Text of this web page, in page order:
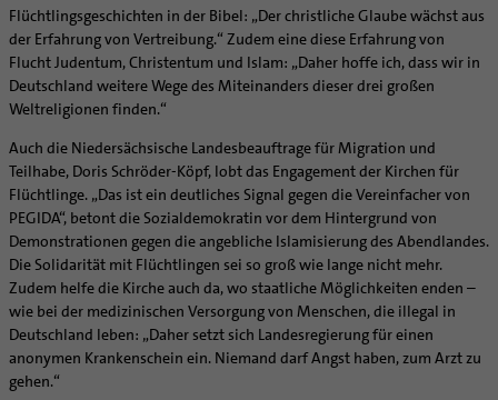
Lebens- und Glaubensorte
Spirituelle Teambegleitung
Unterstützungsangebote für Seelsorgende
City- und Passanten
Arbeitnehmer
Altenheim | Senioren
Menschen mit Behinderung
Muttersprachen
Hospiz
Internet- und Telefon
Krankenhaus
Künstler
Glaubenswege
Ehe - Familie - Geschlechtergerechtigkeit
Kategoriale und Diakonale Seelsorge
Notfall
Weitere Infos
Diakone
Gemeindereferent:in
Pastorale:r Mitarbeiter:in
Pastoralreferent:in
Priester
Kirchenmusiker:in
Religionslehrer:in
Freiwilligendienst
Soziale Berufe in der Caritas
Frauenorden
Männerorden
Geistliche Gemeinschaften
Ritterorden
Ordo virginum
Verein für Geschichte und Kunst im Bistum Hildesheim
Dombibliothek Hildesheim
Bundeskonferenz der kirchlichen Archive in Deutschland
missio-Regionalstelle
Ökologische Fonds
Politische Lobbyarbeit
Partnerschaftsvereinbarung
Bolivienpartnerschaft Bistum Trier
Bolivienreise mit Bischof Heiner
Bolivientag 2026
Incoming
Taizé-Fahrt Herbst 2026
Biologische Vielfalt
Engagiert in der Gesellschaft
Energetisches Sanieren
Fördermittel finden
Mobilität
Ökotheologie
Schöpfungsspiritualität
Umweltbildung
Zukunftsräume
Aktuelles
Veranstaltungen
Lokale Kirchenentwicklung
#diegruenegemeinde
Internationale Freiwilligendienste
Netzwerk ChancenGleich
Büchereien
Medienstelle
Newsletter
Personalentwicklung
Unterstützungsangebot für Seelsorgende
Supervision
Coaching
Aufbrüche in der Kirche
KODA
Direktorium
Mitarbeitervertretung
Institutionelles Schutzkonzept
Kirchlicher Anzeiger
Kirchliches Arbeitsrecht
Schematismus
Flüchtlingsgeschichten in der Bibel: „Der christliche Glaube wächst aus
der Erfahrung von Vertreibung.“ Zudem eine diese Erfahrung von
Flucht Judentum, Christentum und Islam: „Daher hoffe ich, dass wir in
Deutschland weitere Wege des Miteinanders dieser drei großen
Weltreligionen finden.“
Auch die Niedersächsische Landesbeauftrage für Migration und
Teilhabe, Doris Schröder-Köpf, lobt das Engagement der Kirchen für
Flüchtlinge. „Das ist ein deutliches Signal gegen die Vereinfacher von
PEGIDA“, betont die Sozialdemokratin vor dem Hintergrund von
Demonstrationen gegen die angebliche Islamisierung des Abendlandes.
Die Solidarität mit Flüchtlingen sei so groß wie lange nicht mehr.
Zudem helfe die Kirche auch da, wo staatliche Möglichkeiten enden –
wie bei der medizinischen Versorgung von Menschen, die illegal in
Deutschland leben: „Daher setzt sich Landesregierung für einen
anonymen Krankenschein ein. Niemand darf Angst haben, zum Arzt zu
gehen.“